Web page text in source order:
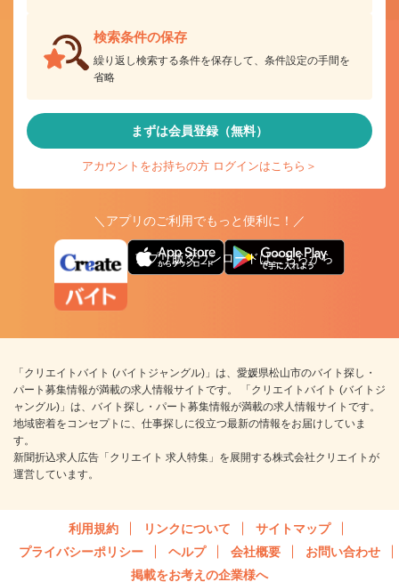
検索条件の保存
繰り返し検索する条件を保存して、条件設定の手間を
省略
まずは会員登録（無料）
アカウントをお持ちの方 ログインはこちら＞
＼アプリのご利用でもっと便利に！／
アプリ版ダウンロードはこちらから
「クリエイトバイト (バイトジャングル)」は、愛媛県松山市のバイト探し・
パート募集情報が満載の求人情報サイトです。 「クリエイトバイト (バイトジ
ャングル)」は、バイト探し・パート募集情報が満載の求人情報サイトです。
地域密着をコンセプトに、仕事探しに役立つ最新の情報をお届けしていま
す。
新聞折込求人広告「クリエイト 求人特集」を展開する株式会社クリエイトが
運営しています。
利用規約 リンクについて
サイトマップ
プライバシーポリシー
ヘルプ 会社概要
お問い合わせ
掲載をお考えの企業様へ